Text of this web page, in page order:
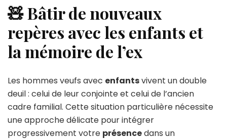
🧸 Bâtir de nouveaux
repères avec les enfants et
la mémoire de l’ex
Les hommes veufs avec enfantsvivent un double
deuil : celui de leur conjointe et celui de l’ancien
cadre familial. Cette situation particulière nécessite
une approche délicate pour intégrer
progressivement votre présencedans un